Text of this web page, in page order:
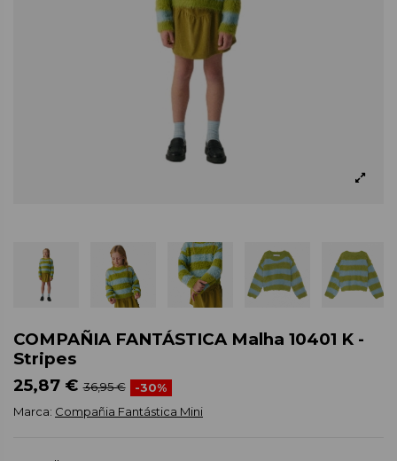
COMPAÑIA FANTÁSTICA Malha 10401 K -
Stripes
25,87 € 36,95 €
-30%
Marca: Compañia Fantástica Mini